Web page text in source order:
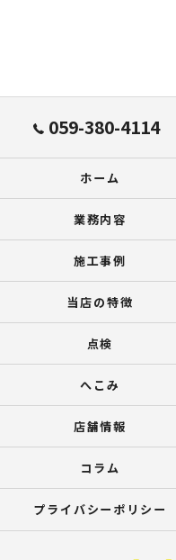
059-380-4114
ホーム
業務内容
施工事例
当店の特徴
点検
へこみ
店舗情報
コラム
プライバシーポリシー